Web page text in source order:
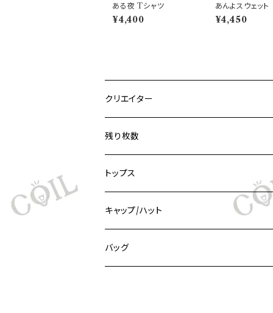
ある夜 Tシャツ
¥4,400
あんよスウェット
¥4,450
クリエイター
あんよ
たまお
ボン
ui
残り枚数
9枚
8枚
7枚
トップス
Tシャツ
ビッグシルエットTシャツ
キャップ/ハット
キャップ
バッグ